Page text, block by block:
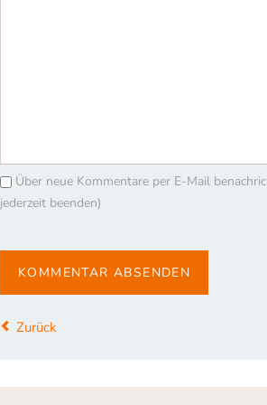
Über neue Kommentare per E-Mail
jederzeit beenden)
KOMMENTAR ABSENDEN
Zurück